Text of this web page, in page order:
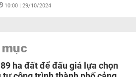
10:00 | 29/10/2024
ha đất để đấu giá lựa chọn